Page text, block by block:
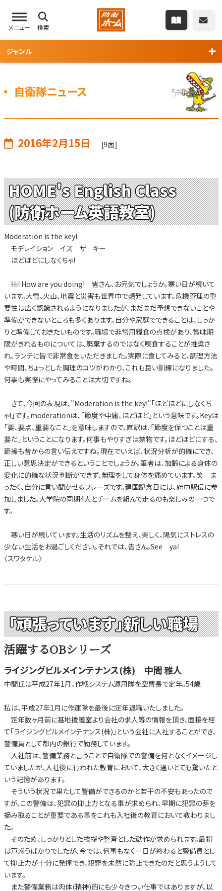
メニュー 検索
ジャンル
自衛隊ニュース
2016年2月15日 [9面]
HOME's English Class
(防衛ホーム英語教室)
Moderation is the key!
モデレイション イズ ザ キー
ほどほどにしなくちゃ!
Hi! How are you doing! 皆さん、お元気でしょうか。寒い日が続いて
います。大雪、火山、地震と災害も世界中で頻発しています。危機管理の重
要性は広く認識されるようになりましたが、まだまだ予想できないことや
準備ができないところも多くあります。自分や家庭でできることは、しっか
りと準備しておきたいものです。職場で非常用糧食の点検があり、賞味期
限がきれるものについては、廃棄するのではなく喫食することが推奨さ
れ、ランチに皆で非常食をいただきました。実際に食してみると、調理方法
や時間、ちょっとした調理のコツがわかり、これも良い訓練になりました。
何事も実際にやってみることは大切ですね。
さて、今回の表現は、"Moderation is the key!"「ほどほどにしなくち
ゃ!」です。moderationは、「節度や中庸、ほどほど」という意味です。Keyは
「要、要点、重要なこと」を意味しますので、直訳は、「節度を保つことは重
要だ」ということになります。何事もやりすぎは禁物です。ほどほどにする、
節操も昔からの言い伝えですね。現在でいえば、状況分析が的確にでき、
正しい意思決定ができるということでしょうか。筆者は、加齢による身体の
変化に的確な状況判断ができず、無理をして身体を痛めています。笑 ま
ったく、自分に言い聞かせるフレーズです。建国記念日には、府中駅伝に参
加しました。大学院の同期4人とチームを組んで走るのも楽しみの一つで
す。
寒い日が続いています。生活のリズムを整え、楽しく、陽気にストレスの
少ない生活をお過ごしください。それでは、皆さん。See ya!
〈スワタケル〉
「頑張っています」新しい職場
活躍するOBシリーズ
ライジングビルメインテナンス(株) 中間 雅人
中間氏は平成27年1月、作戦システム運用隊を空曹長で定年。54歳
私は、平成27年1月に作運隊を最後に定年退職いたしました。
定年数ヶ月前に基地援護室より会社の求人等の情報を頂き、面接を経
て「ライジングビルメインテナンス(株)」という会社に入社することができ、
警備員として都内の銀行で勤務しています。
入社前は、警備業務と言うことで自衛隊での警備を何となくイメージし
ていましたが、入社後に行われた教育において、大きく違いとても驚いたと
いう記憶があります。
そういう状況で果たして警備ができるのかと若干の不安もあったので
すが、この警備は、犯罪の抑止力となる事が求められ、早期に犯罪の芽を
摘み取ることが重要である事をこれも入社後の教育において教わりまし
た。
そのため、しっかりとした挨拶や整斉とした動作が求められます。最初
は戸惑うばかりでしたが、今では、何事もなく一日が終わると警備員とし
て抑止力が十分に発揮でき、犯罪を未然に防止できたのだと思うようして
います。
また警備業務は肉体(精神)的にも少々きつい仕事ではありますが、以